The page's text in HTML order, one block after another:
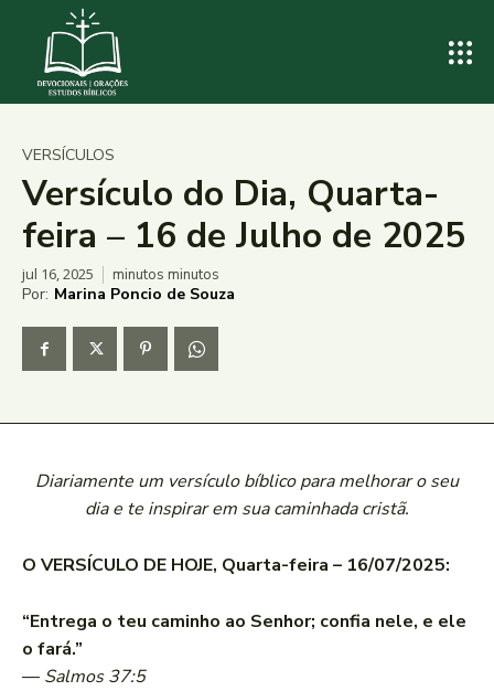
VERSÍCULOS
Versículo do Dia, Quarta-
feira – 16 de Julho de 2025
jul 16, 2025 minutos minutos
Por: Marina Poncio de Souza
Diariamente um versículo bíblico para melhorar o seu
dia e te inspirar em sua caminhada cristã.
O VERSÍCULO DE HOJE, Quarta-feira – 16/07/2025:
“Entrega o teu caminho ao Senhor; confia nele, e ele
o fará.”
— Salmos 37:5